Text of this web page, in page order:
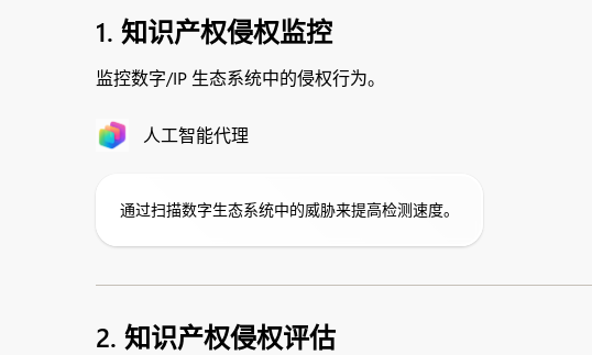
1. 知识产权侵权监控
监控数字/IP 生态系统中的侵权行为。
人工智能代理
通过扫描数字生态系统中的威胁来提高检测速度。
2. 知识产权侵权评估